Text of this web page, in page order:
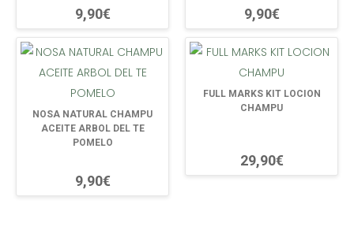
9,90€ 9,90€
NOSA NATURAL CHAMPU
ACEITE ARBOL DEL TE
POMELO
9,90€
FULL MARKS KIT LOCION
CHAMPU
29,90€